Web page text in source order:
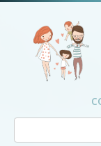
Перейти
контенту
Поиск: